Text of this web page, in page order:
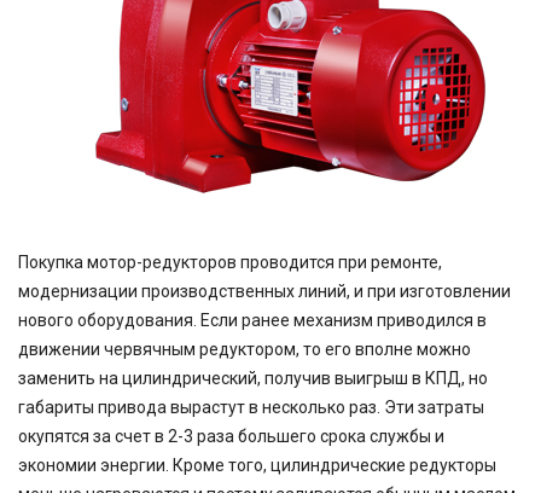
Покупка мотор-редукторов проводится при ремонте,
модернизации производственных линий, и при изготовлении
нового оборудования. Если ранее механизм приводился в
движении червячным редуктором, то его вполне можно
заменить на цилиндрический, получив выигрыш в КПД, но
габариты привода вырастут в несколько раз. Эти затраты
окупятся за счет в 2-3 раза большего срока службы и
экономии энергии. Кроме того, цилиндрические редукторы